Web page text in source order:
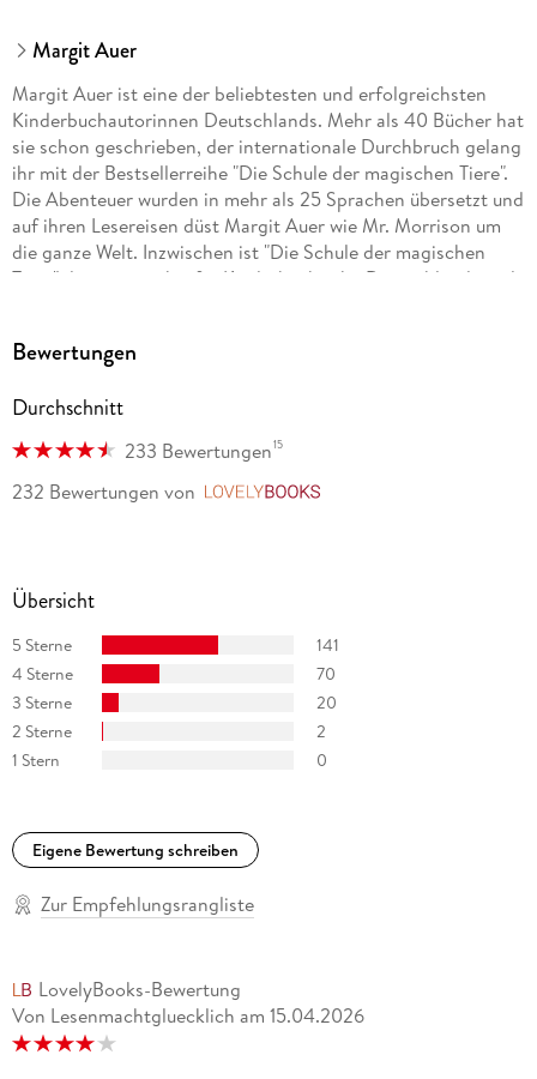
Margit Auer
Margit Auer ist eine der beliebtesten und erfolgreichsten
Kinderbuchautorinnen Deutschlands. Mehr als 40 Bücher hat
sie schon geschrieben, der internationale Durchbruch gelang
ihr mit der Bestsellerreihe "Die Schule der magischen Tiere".
Die Abenteuer wurden in mehr als 25 Sprachen übersetzt und
auf ihren Lesereisen düst Margit Auer wie Mr. Morrison um
die ganze Welt. Inzwischen ist "Die Schule der magischen
Tiere" die meistverkaufte Kinderbuchreihe Deutschlands und
Fledermaus!
malt, seit sie Stift und Pinsel halten kann. Sie lebt mit ihrer
Familie am Rhein inmitten von Weinbergen und
Bewertungen
Durchschnitt
233 Bewertungen15
232 Bewertungen von
Übersicht
5 Sterne
141
4 Sterne
70
3 Sterne
20
2 Sterne
2
1 Stern
0
Eigene Bewertung schreiben
Zur Empfehlungsrangliste
LovelyBooks-Bewertung
Von Lesenmachtgluecklich am 15.04.2026